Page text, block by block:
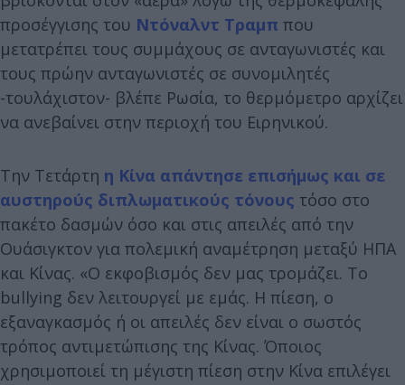
προσέγγισης του Ντόναλντ Τραμπ που
μετατρέπει τους συμμάχους σε ανταγωνιστές και
τους πρώην ανταγωνιστές σε συνομιλητές
-τουλάχιστον- βλέπε Ρωσία, το θερμόμετρο αρχίζει
να ανεβαίνει στην περιοχή του Ειρηνικού.
Την Τετάρτη η Κίνα απάντησε επισήμως και σε
αυστηρούς διπλωματικούς τόνους τόσο στο
πακέτο δασμών όσο και στις απειλές από την
Ουάσιγκτον για πολεμική αναμέτρηση μεταξύ ΗΠΑ
και Κίνας. «Ο εκφοβισμός δεν μας τρομάζει. Το
bullying δεν λειτουργεί με εμάς. Η πίεση, ο
εξαναγκασμός ή οι απειλές δεν είναι ο σωστός
τρόπος αντιμετώπισης της Κίνας. Όποιος
χρησιμοποιεί τη μέγιστη πίεση στην Κίνα επιλέγει